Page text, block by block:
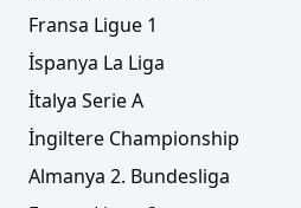
Fransa Ligue 1
İspanya La Liga
İtalya Serie A
İngiltere Championship
Almanya 2. Bundesliga